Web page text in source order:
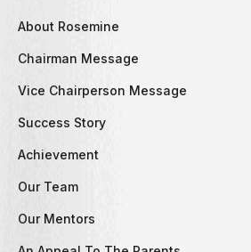
About Rosemine
Chairman Message
Vice Chairperson Message
Success Story
Achievement
Our Team
Our Mentors